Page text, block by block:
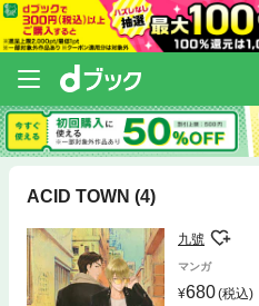
ACID TOWN (4)
九號
マンガ
680(税込)